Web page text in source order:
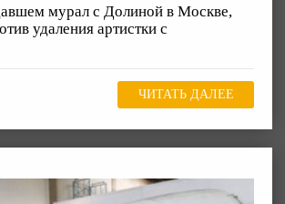
мурал с Долиной в Москве,
удаления артистки с
ЧИТАТЬ ДАЛЕЕ